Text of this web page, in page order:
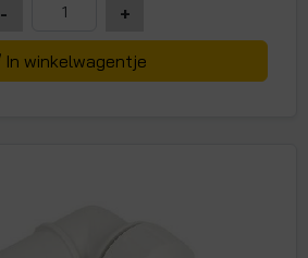
- +
In winkelwagentje